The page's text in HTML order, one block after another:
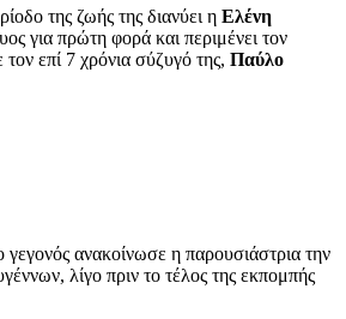
της ζωής της διανύει η Ελένη
για πρώτη φορά και περιμένει τον
επί 7 χρόνια σύζυγό της, Παύλο
ανακοίνωσε η παρουσιάστρια την
λίγο πριν το τέλος της εκπομπής